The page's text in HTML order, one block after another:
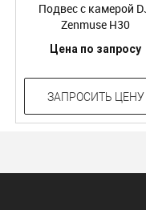
Подвес с камерой
Zenmuse H30
Цена по запросу
ЗАПРОСИТЬ ЦЕНУ